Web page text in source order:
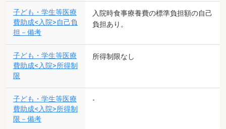
子ども・学生等医療
費助成<入院>自己負
担－備考
入院時食事療養費の標準負担額の自己
負担あり。
子ども・学生等医療
費助成<入院>所得制
限
所得制限なし
子ども・学生等医療
費助成<入院>所得制
限－備考
-